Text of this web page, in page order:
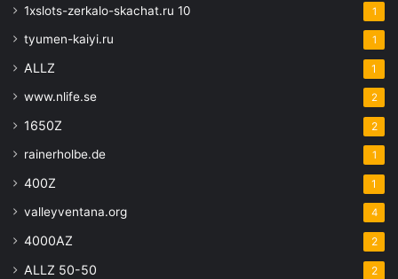
1xslots-zerkalo-skachat.ru 10 1
tyumen-kaiyi.ru 1
ALLZ 1
www.nlife.se 2
1650Z 2
rainerholbe.de 1
400Z 1
valleyventana.org 4
4000AZ 2
ALLZ 50-50 2